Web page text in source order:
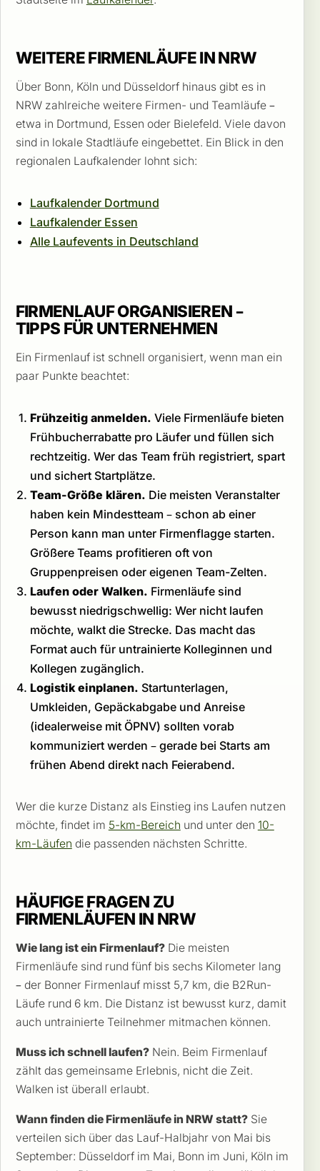
WEITERE FIRMENLÄUFE IN NRW
Über Bonn, Köln und Düsseldorf hinaus gibt es in
NRW zahlreiche weitere Firmen- und Teamläufe –
etwa in Dortmund, Essen oder Bielefeld. Viele davon
sind in lokale Stadtläufe eingebettet. Ein Blick in den
regionalen Laufkalender lohnt sich:
Laufkalender Dortmund
Laufkalender Essen
Alle Laufevents in Deutschland
FIRMENLAUF ORGANISIEREN –
TIPPS FÜR UNTERNEHMEN
Ein Firmenlauf ist schnell organisiert, wenn man ein
paar Punkte beachtet:
Frühzeitig anmelden. Viele Firmenläufe bieten
Frühbucherrabatte pro Läufer und füllen sich
rechtzeitig. Wer das Team früh registriert, spart
und sichert Startplätze.
Team-Größe klären. Die meisten Veranstalter
haben kein Mindestteam – schon ab einer
Person kann man unter Firmenflagge starten.
Größere Teams profitieren oft von
Gruppenpreisen oder eigenen Team-Zelten.
Laufen oder Walken. Firmenläufe sind
bewusst niedrigschwellig: Wer nicht laufen
möchte, walkt die Strecke. Das macht das
Format auch für untrainierte Kolleginnen und
Kollegen zugänglich.
Logistik einplanen. Startunterlagen,
Umkleiden, Gepäckabgabe und Anreise
(idealerweise mit ÖPNV) sollten vorab
kommuniziert werden – gerade bei Starts am
frühen Abend direkt nach Feierabend.
Wer die kurze Distanz als Einstieg ins Laufen nutzen
möchte, findet im 5-km-Bereich und unter den 10-
km-Läufen die passenden nächsten Schritte.
HÄUFIGE FRAGEN ZU
FIRMENLÄUFEN IN NRW
Wie lang ist ein Firmenlauf?Die meisten
Firmenläufe sind rund fünf bis sechs Kilometer lang
– der Bonner Firmenlauf misst 5,7 km, die B2Run-
Läufe rund 6 km. Die Distanz ist bewusst kurz, damit
auch untrainierte Teilnehmer mitmachen können.
Muss ich schnell laufen?Nein. Beim Firmenlauf
zählt das gemeinsame Erlebnis, nicht die Zeit.
Walken ist überall erlaubt.
Wann finden die Firmenläufe in NRW statt?Sie
verteilen sich über das Lauf-Halbjahr von Mai bis
September: Düsseldorf im Mai, Bonn im Juni, Köln im